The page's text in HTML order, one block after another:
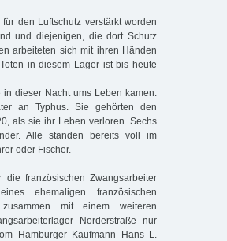
den Luftschutz verstärkt worden
und diejenigen, die dort Schutz
arbeiteten sich mit ihren Händen
in diesem Lager ist bis heute
dieser Nacht ums Leben kamen.
an Typhus. Sie gehörten den
als sie ihr Leben verloren. Sechs
Alle standen bereits voll im
oder Fischer.
französischen Zwangsarbeiter
ehemaligen französischen
mit einem weiteren
Norderstraße nur
Hamburger Kaufmann Hans L.